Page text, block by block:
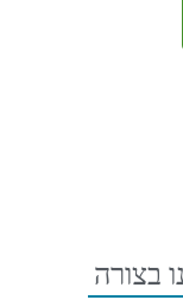
בצורה